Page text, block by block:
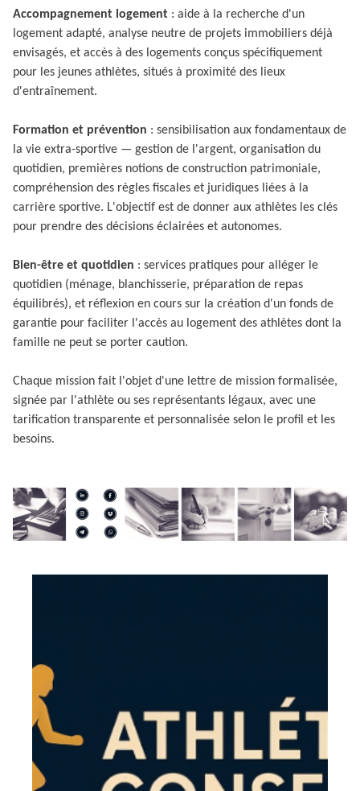
Accompagnement logement : aide à la recherche d'un
logement adapté, analyse neutre de projets immobiliers déjà
envisagés, et accès à des logements conçus spécifiquement
pour les jeunes athlètes, situés à proximité des lieux
d'entraînement.
Formation et prévention : sensibilisation aux fondamentaux de
la vie extra-sportive — gestion de l'argent, organisation du
quotidien, premières notions de construction patrimoniale,
compréhension des règles fiscales et juridiques liées à la
carrière sportive. L'objectif est de donner aux athlètes les clés
pour prendre des décisions éclairées et autonomes.
Bien-être et quotidien : services pratiques pour alléger le
quotidien (ménage, blanchisserie, préparation de repas
équilibrés), et réflexion en cours sur la création d'un fonds de
garantie pour faciliter l'accès au logement des athlètes dont la
famille ne peut se porter caution.
Chaque mission fait l'objet d'une lettre de mission formalisée,
signée par l'athlète ou ses représentants légaux, avec une
tarification transparente et personnalisée selon le profil et les
besoins.